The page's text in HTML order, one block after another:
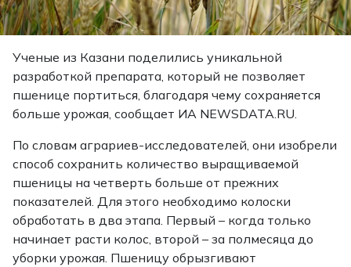
Ученые из Казани поделились уникальной
разработкой препарата, который не позволяет
пшенице портиться, благодаря чему сохраняется
больше урожая, сообщает ИА NEWSDATA.RU.
По словам аграриев-исследователей, они изобрели
способ сохранить количество выращиваемой
пшеницы на четверть больше от прежних
показателей. Для этого необходимо колоски
обработать в два этапа. Первый – когда только
начинает расти колос, второй – за полмесяца до
уборки урожая. Пшеницу обрызгивают